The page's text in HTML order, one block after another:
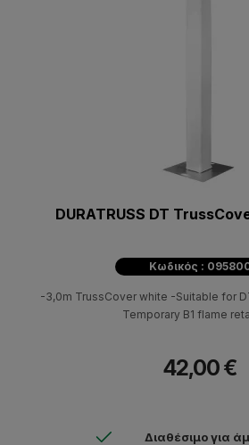
DURATRUSS DT
Κωδικός :
-3,0m TrussCover white -Suitable for
Temporary B1 flame
42,00 €
Διαθέσιμο για